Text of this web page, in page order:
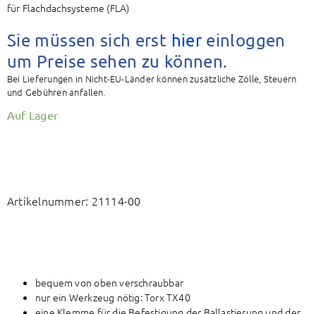
für Flachdachsysteme (FLA)
Sie müssen sich erst hier einloggen
um Preise sehen zu können.
Bei Lieferungen in Nicht-EU-Länder können zusätzliche Zölle, Steuern
und Gebühren anfallen.
Auf Lager
Artikelnummer: 21114-00
bequem von oben verschraubbar
nur ein Werkzeug nötig: Torx TX40